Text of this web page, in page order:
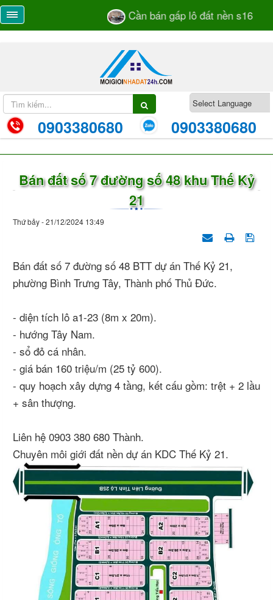
Cần bán gấp lô đất nền s16 dự
0903380680 0903380680
Bán đất số 7 đường số 48 khu Thế Kỷ
21
Thứ bảy - 21/12/2024 13:49
Bán đất số 7 đường số 48 BTT dự án Thế Kỷ 21,
phường Bình Trưng Tây, Thành phố Thủ Đức.
- diện tích lô a1-23 (8m x 20m).
- hướng Tây Nam.
- sổ đỏ cá nhân.
- giá bán 160 triệu/m (25 tỷ 600).
- quy hoạch xây dựng 4 tầng, kết cấu gồm: trệt + 2 lầu
+ sân thượng.
Liên hệ 0903 380 680 Thành.
Chuyên môi giới đất nền dự án KDC Thế Kỷ 21.